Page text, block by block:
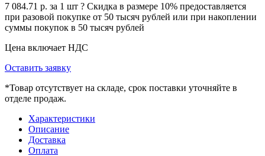
7 084.71 р. за 1 шт ? Cкидка в размере 10% предоставляется
при разовой покупке от 50 тысяч рублей или при накоплении
суммы покупок в 50 тысяч рублей
Цена включает НДС
Оставить заявку
*Товар отсутствует на складе, срок поставки уточняйте в
отделе продаж.
Характеристики
Описание
Доставка
Оплата